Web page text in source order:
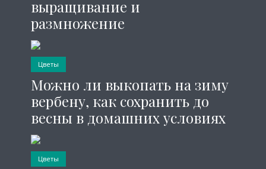
выращивание и
размножение
Цветы
Можно ли выкопать на зиму
вербену, как сохранить до
весны в домашних условиях
Цветы